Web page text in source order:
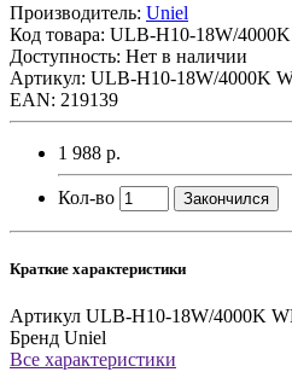
Производитель: Uniel
Код товара: ULB-H10-18W/
Доступность: Нет в наличии
Артикул: ULB-H10-18W/4000K
EAN: 219139
1 988 р.
Кол-во Закончился
Краткие характеристики
Артикул ULB-H10-18W/4000K
Бренд Uniel
Все характеристики